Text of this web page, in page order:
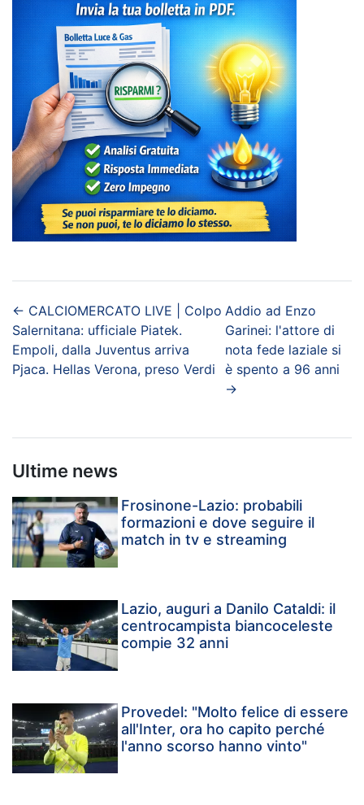
← CALCIOMERCATO LIVE | Colpo
Salernitana: ufficiale Piatek.
Empoli, dalla Juventus arriva
Pjaca. Hellas Verona, preso Verdi
Addio ad Enzo
Garinei: l'attore di
nota fede laziale si
è spento a 96 anni
→
Ultime news
Frosinone-Lazio: probabili
formazioni e dove seguire il
match in tv e streaming
Lazio, auguri a Danilo Cataldi: il
centrocampista biancoceleste
compie 32 anni
Provedel: "Molto felice di essere
all'Inter, ora ho capito perché
l'anno scorso hanno vinto"